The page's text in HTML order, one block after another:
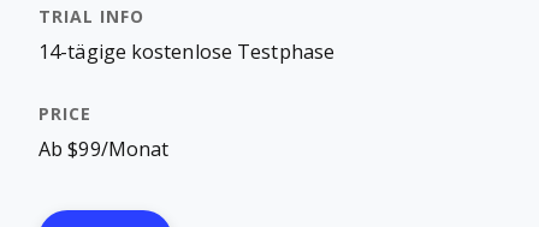
14-tägige kostenlose Testphase
Ab $99/Monat